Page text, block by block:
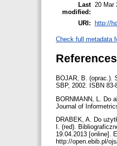
Last
modified:
20 Mar
URI: http://
Check full metadata
References
BOJAR, B. (oprac.).
SBP, 2002. ISBN 83-
BORNMANN, L. Do
Journal of
DRABEK, A. Do
I. (red).
19.04.2013 [online].
http://open.ebib.pl/